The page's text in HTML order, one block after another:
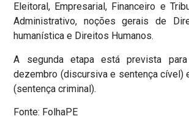
Eleitoral, Empresarial, Financeiro e
Administrativo, noções gerais de
humanística e Direitos Humanos.
A segunda etapa está prevista
dezembro (discursiva e sentença cível)
(sentença criminal).
Fonte: FolhaPE